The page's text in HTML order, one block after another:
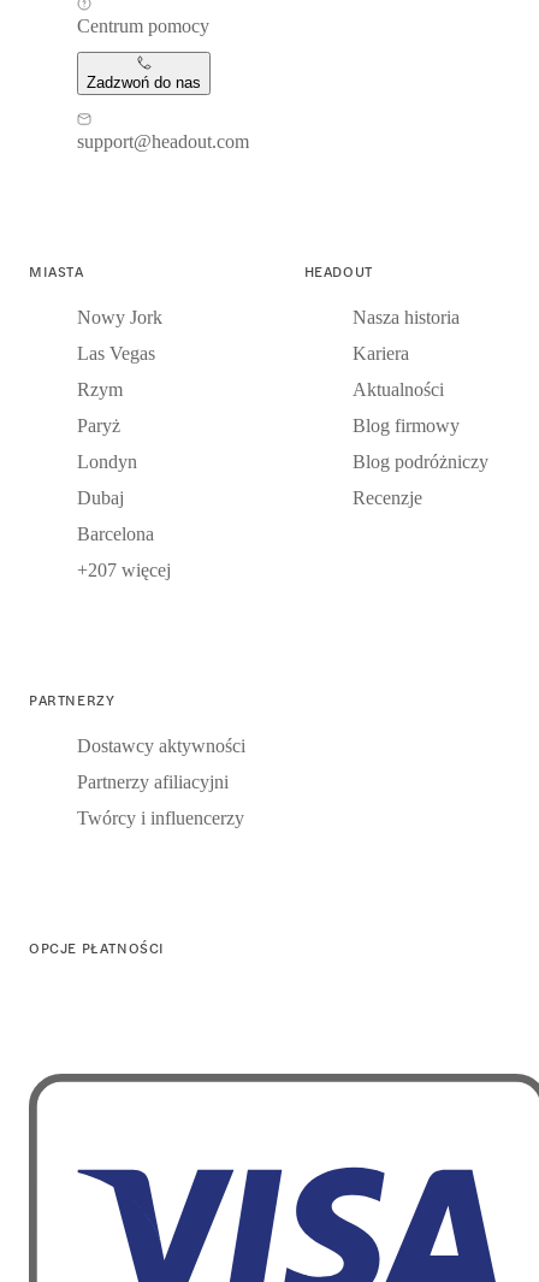
Centrum pomocy
Zadzwoń do nas
support@headout.com
MIASTA
Nowy Jork
Las Vegas
Rzym
Paryż
Londyn
Dubaj
Barcelona
+207 więcej
HEADOUT
Nasza historia
Kariera
Aktualności
Blog firmowy
Blog podróżniczy
Recenzje
PARTNERZY
Dostawcy aktywności
Partnerzy afiliacyjni
Twórcy i influencerzy
OPCJE PŁATNOŚCI